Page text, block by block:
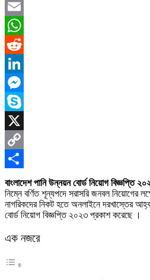
Facebook
Email
WhatsApp
Reddit
LinkedIn
Messenger
Skype
X
Copy
Link
Share
বাংলাদেশ পানি উন্নয়ন বোর্ড নিয়োগ বিজ্ঞপ্তি
নিম্নে বর্ণিত শূন্যপদে সরাসরি জনবল নিয়োগের
নাগরিকদের নিকট হতে অনলাইনে দরখাস্তের
বোর্ড নিয়োগ বিজ্ঞপ্তি ২০২৩ প্রকাশ করেছে ।
এক নজরে